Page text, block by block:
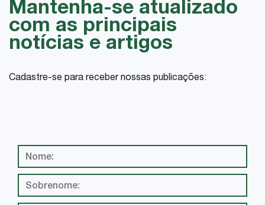
Mantenha-se atualizado
com as principais
notícias e artigos
Cadastre-se para receber nossas publicações: